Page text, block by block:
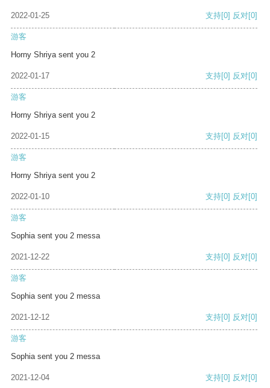
2022-01-25 支持[0] 反对[0]
游客
Horny Shriya sent you 2
2022-01-17 支持[0] 反对[0]
游客
Horny Shriya sent you 2
2022-01-15 支持[0] 反对[0]
游客
Horny Shriya sent you 2
2022-01-10 支持[0] 反对[0]
游客
Sophia sent you 2 messa
2021-12-22 支持[0] 反对[0]
游客
Sophia sent you 2 messa
2021-12-12 支持[0] 反对[0]
游客
Sophia sent you 2 messa
2021-12-04 支持[0] 反对[0]